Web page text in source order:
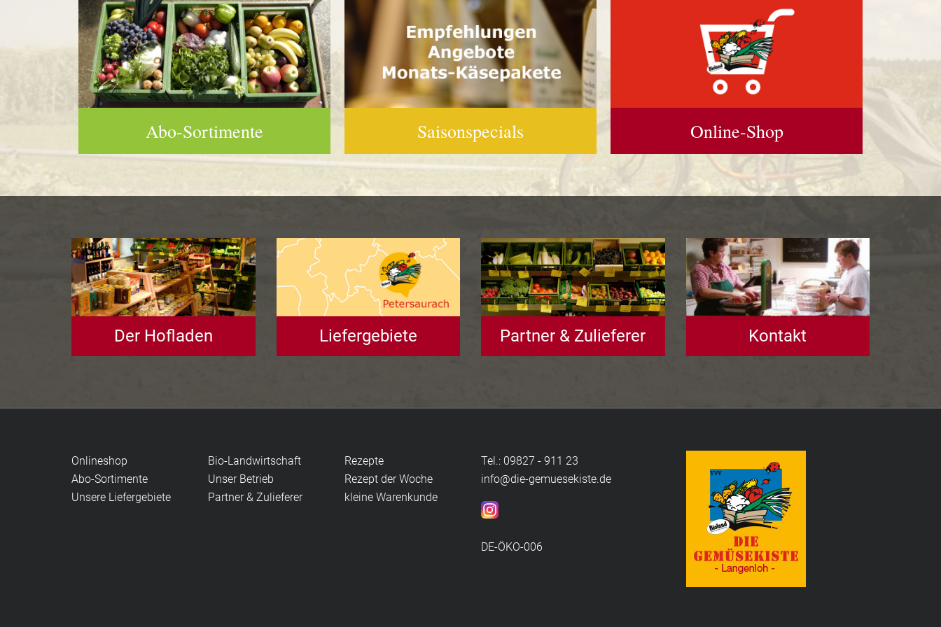
Abo-Sortimente Saisonspecials Online-Shop
Der Hofladen Liefergebiete Partner & Zulieferer Kontakt
Onlineshop
Abo-Sortimente
Unsere Liefergebiete
Bio-Landwirtschaft
Unser Betrieb
Partner & Zulieferer
Rezepte
Rezept der Woche
kleine Warenkunde
Tel.: 09827 - 911 23
info@die-gemuesekiste.de
DE-ÖKO-006